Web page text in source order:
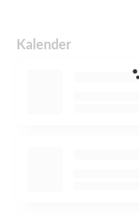
Kalender